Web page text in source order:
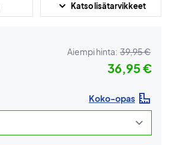
Katso lisätarvikkeet
Aiempi hinta: 39,95 €
36,95 €
Koko-opas